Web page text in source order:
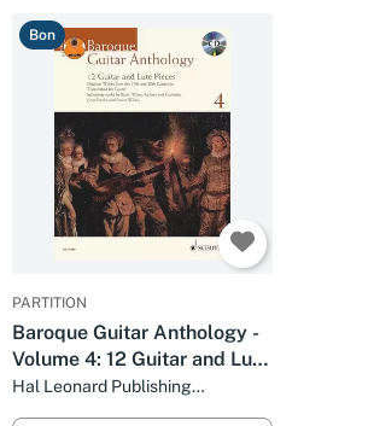
Bon
PARTITION
Baroque Guitar Anthology -
Volume 4: 12 Guitar and Lute
Pieces With a CD of
Performances
Hal Leonard Publishing